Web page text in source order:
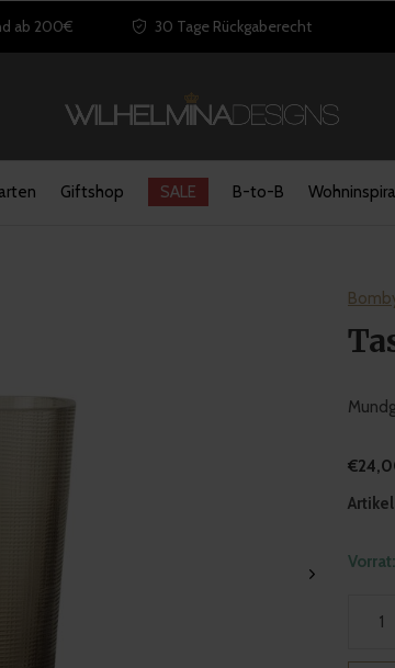
Giftshop SALE B-to-B
ab 200€ 30 Tage Rückgaberecht